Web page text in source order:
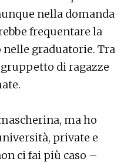
nella domanda
frequentare la
nelle graduatorie. Tra
di ragazze
ma ho
private e
ci fai più caso –